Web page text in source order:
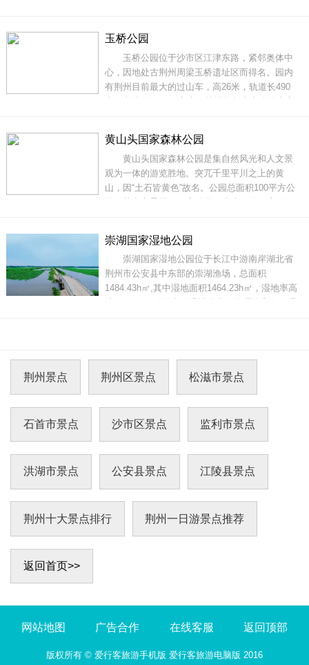
区。桃花山生态园区内植被丰厚，古树参天，峰
峰相连，处处成荫，重峦叠嶂，修竹茂林，飞禽
走兽出没
玉桥公园
玉桥公园位于沙市区江津东路，紧邻奥体中
心，因地处古荆州周梁玉桥遗址区而得名。园内
有荆州目前最大的过山车，高26米，轨道长490
米，占地约4000平方米，规模远超中山公园内高
上。玉桥公园是荆州目前最大的综合游乐园。不
过，这里不仅仅是一座欢乐谷，更是一座水上公
园，里面
黄山头国家森林公园
黄山头国家森林公园是集自然风光和人文景
观为一体的游览胜地。突兀千里平川之上的黄
山，因“土石皆黄色”故名。公园总面积100平方公
里，其中心景区50平方公里，大小32峰，主峰海
枝、仙人掌、云麓宫等黄山八景。黄山头以她的
钟灵毓秀吸引着历代文人墨客到这里游历。早
崇湖国家湿地公园
崇湖国家湿地公园位于长江中游南岸湖北省
荆州市公安县中东部的崇湖渔场，总面积
1484.43h㎡,其中湿地面积1464.23h㎡，湿地率高
投资1.56亿元，规划用6年左右时间建成整体形象
突出，湿
荆州景点 荆州区景点 松滋市景点
石首市景点 沙市区景点 监利市景点
洪湖市景点 公安县景点 江陵县景点
荆州十大景点排行 荆州一日游景点推荐
返回首页>>
网站地图 广告合作 在线客服 返回顶部
版权所有 © 爱行客旅游手机版 爱行客旅游电脑版 2016